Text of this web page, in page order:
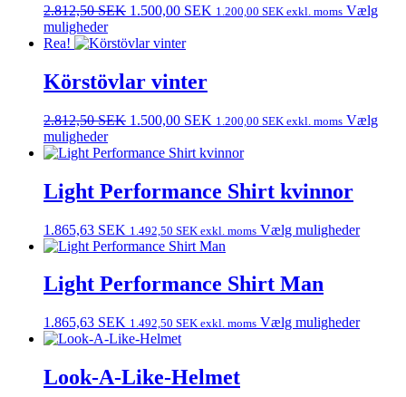
2.812,50SEK Det
priset
2.812,50 SEK.
1.500,00 SEK Det
1.200,00 SEK exkl. moms Vælg
muligheder
Rea!
Körstövlar vinter
2.812,50SEK Det
priset
2.812,50 SEK.
1.500,00 SEK Det
priset
1.500,00 SEK.
1.200,00 SEK exkl. moms Vælg
muligheder
Light Performance Shirt kvinnor
1.865,63 SEK 1.492,50 SEK exkl. moms Vælg muligheder
Light Performance Shirt Man
1.865,63 SEK 1.492,50 SEK exkl. moms Vælg muligheder
Look-A-Like-Helmet